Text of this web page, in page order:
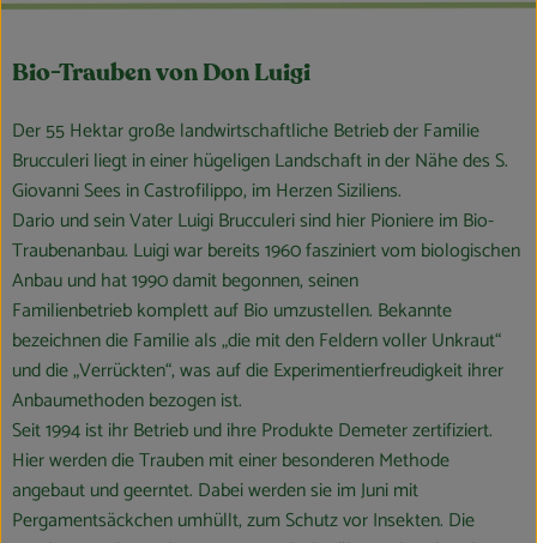
Bio-Trauben von Don Luigi
Der 55 Hektar große landwirtschaftliche Betrieb der Familie
Brucculeri liegt in einer hügeligen Landschaft in der Nähe des S.
Giovanni Sees in Castrofilippo, im Herzen Siziliens.
Dario und sein Vater Luigi Brucculeri sind hier Pioniere im Bio-
Traubenanbau. Luigi war bereits 1960 fasziniert vom biologischen
Anbau und hat 1990 damit begonnen, seinen
Familienbetrieb komplett auf Bio umzustellen. Bekannte
bezeichnen die Familie als „die mit den Feldern voller Unkraut“
und die „Verrückten“, was auf die Experimentierfreudigkeit ihrer
Anbaumethoden bezogen ist.
Seit 1994 ist ihr Betrieb und ihre Produkte Demeter zertifiziert.
Hier werden die Trauben mit einer besonderen Methode
angebaut und geerntet. Dabei werden sie im Juni mit
Pergamentsäckchen umhüllt, zum Schutz vor Insekten. Die